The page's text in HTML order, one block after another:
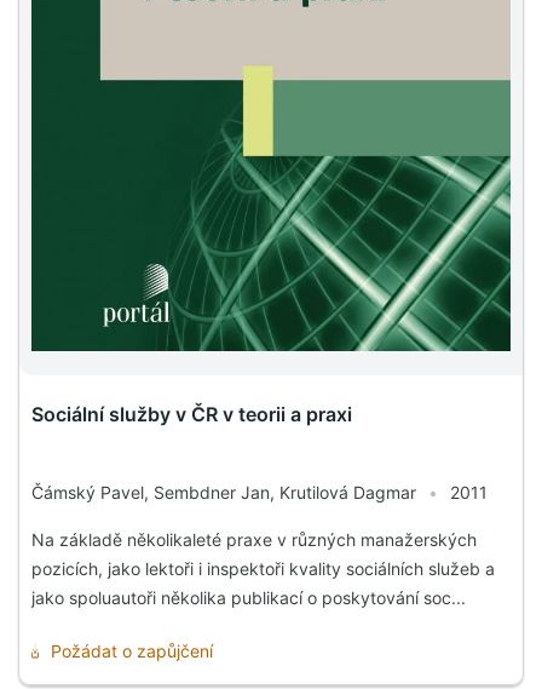
Sociální služby v ČR v teorii a praxi
Čámský Pavel, Sembdner Jan, Krutilová Dagmar • 2011
Na základě několikaleté praxe v různých manažerských
pozicích, jako lektoři i inspektoři kvality sociálních služeb a
jako spoluautoři několika publikací o poskytování soc...
Požádat o zapůjčení